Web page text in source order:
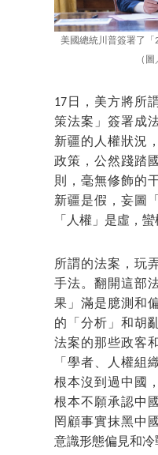
美國總統川普簽署了「
（
17日，美方將所
策法案」簽署成
新疆的人權狀況
政策，公然踐踏
則，毫無修飾的
新疆是假，妄圖
「人權」是虛，
所謂的法案，玩
手法。翻開這部
果」滿是臆測和
的「分析」和胡
法案的那些政客
「學者、人權組
根本沒到過中國
根本不願承認中
罔顧事實抹黑中
意識形態偏見和冷